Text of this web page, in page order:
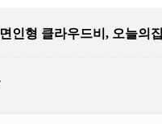
인형 클라우드비, 오늘의